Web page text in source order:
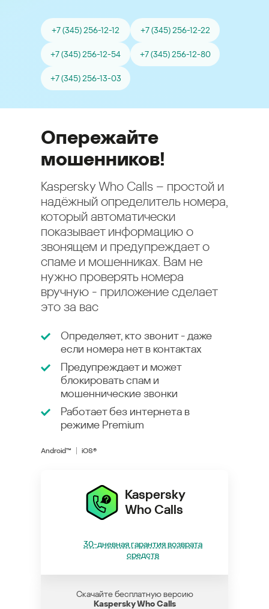
+7 (345) 256-12-12 +7 (345) 256-12-22
+7 (345) 256-12-54 +7 (345) 256-12-80
+7 (345) 256-13-03
Опережайте
мошенников!
Kaspersky Who Calls – простой и
надёжный определитель номера,
который автоматически
показывает информацию о
звонящем и предупреждает о
спаме и мошенниках. Вам не
нужно проверять номера
вручную - приложение сделает
это за вас
Определяет, кто звонит - даже
если номера нет в контактах
Предупреждает и может
блокировать спам и
мошеннические звонки
Работает без интернета в
режиме Premium
Android™ iOS®
Kaspersky
Who Calls
30-дневная гарантия возврата
средств
Скачайте бесплатную версию
Kaspersky Who Calls